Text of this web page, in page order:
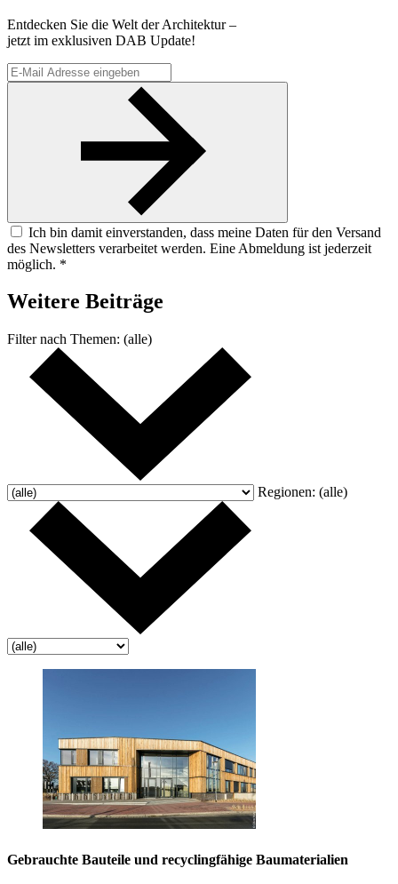
Entdecken Sie die Welt der Architektur –
jetzt im exklusiven DAB Update!
Ich bin damit einverstanden, dass meine Daten für den Versand
des Newsletters verarbeitet werden. Eine Abmeldung ist jederzeit
möglich. *
Weitere Beiträge
Filter nach Themen: (alle)
Regionen: (alle)
Gebrauchte Bauteile und recyclingfähige Baumaterialien